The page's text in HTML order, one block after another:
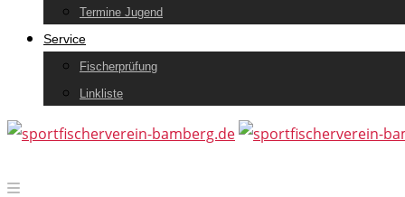
Termine Jugend
Service
Fischerprüfung
Linkliste